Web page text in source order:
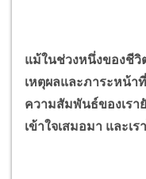
แม้ในช่วงหนึ่งของชีวิ
เหตุผลและภาระหน้า
ความสัมพันธ์ของเรา
เข้าใจเสมอมา และเ